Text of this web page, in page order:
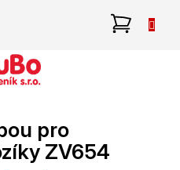
pro
ZV654